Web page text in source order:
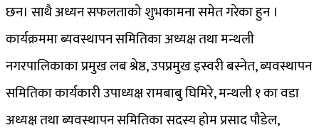
छन। साथै अध्यन सफलताको शुभकामना समेत गरेका हुन ।
कार्यक्रममा ब्यवस्थापन समितिका अध्यक्ष तथा मन्थली
नगरपालिकाका प्रमुख लब श्रेष्ठ, उपप्रमुख इस्वरी बस्नेत, ब्यवस्थापन
समितिका कार्यकारी उपाध्यक्ष रामबाबु घिमिरे, मन्थली १ का वडा
अध्यक्ष तथा ब्यवस्थापन समितिका सदस्य होम प्रसाद पौडेल,